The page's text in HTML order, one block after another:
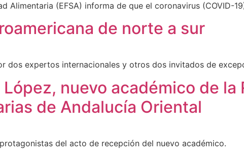
Alimentaria (EFSA) informa de que el coronavirus (COVID-
de norte a sur
dos expertos internacionales y otros dos invitados de
nuevo académico de la
de Andalucía Oriental
del acto de recepción del nuevo académico.